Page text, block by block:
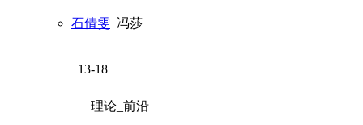
石倩雯 冯莎
13-18
理论_前沿